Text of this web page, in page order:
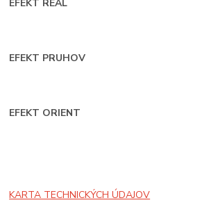
EFEKT REAL
EFEKT PRUHOV
EFEKT ORIENT
KARTA TECHNICKÝCH ÚDAJOV